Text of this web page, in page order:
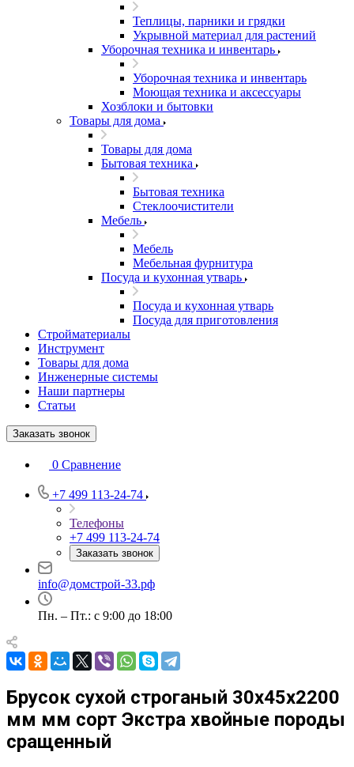
Теплицы, парники и грядки
Укрывной материал для растений
Уборочная техника и инвентарь
Уборочная техника и инвентарь
Моющая техника и аксессуары
Хозблоки и бытовки
Товары для дома
Товары для дома
Бытовая техника
Бытовая техника
Стеклоочистители
Мебель
Мебель
Мебельная фурнитура
Посуда и кухонная утварь
Посуда и кухонная утварь
Посуда для приготовления
Стройматериалы
Инструмент
Товары для дома
Инженерные системы
Наши партнеры
Статьи
Заказать звонок
0 Сравнение
+7 499 113-24-74
Телефоны
+7 499 113-24-74
Заказать звонок
info@домстрой-33.рф
Пн. – Пт.: с 9:00 до 18:00
Брусок сухой строганый 30х45х2200
мм мм сорт Экстра хвойные породы
сращенный